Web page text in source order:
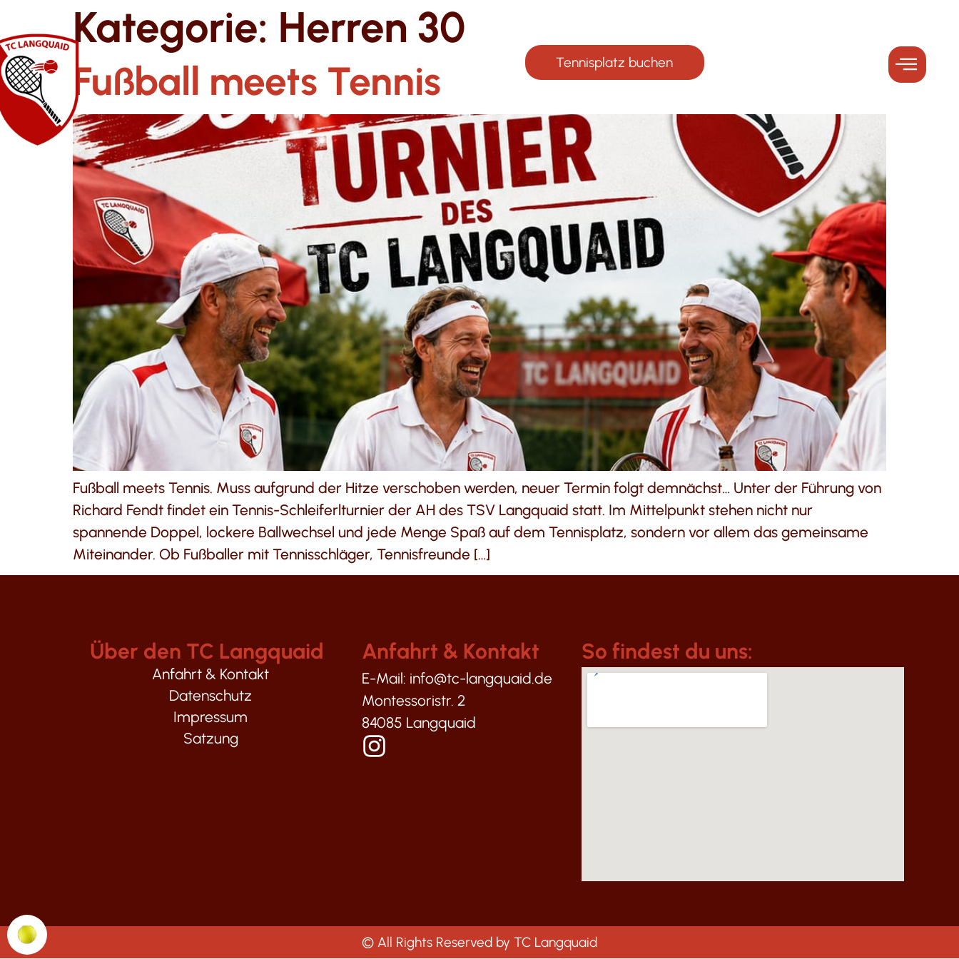
Tennisplatz buchen
Kategorie: Herren 30
Fußball meets Tennis
Fußball meets Tennis. Muss aufgrund der Hitze verschoben werden, neuer Termin folgt demnächst… Unter der Führung von
Richard Fendt findet ein Tennis-Schleiferlturnier der AH des TSV Langquaid statt. Im Mittelpunkt stehen nicht nur
spannende Doppel, lockere Ballwechsel und jede Menge Spaß auf dem Tennisplatz, sondern vor allem das gemeinsame
Miteinander. Ob Fußballer mit Tennisschläger, Tennisfreunde […]
Über den TC Langquaid
Anfahrt & Kontakt
Datenschutz
Impressum
Satzung
Anfahrt & Kontakt
E-Mail: info@tc-langquaid.de
Montessoristr. 2
84085 Langquaid
So findest du uns:
© All Rights Reserved by TC Langquaid